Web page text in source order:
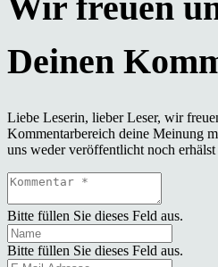
Liebe Leserin, lieber Leser, wir
Kommentarbereich deine Meinung
uns weder veröffentlicht noch
Bitte füllen Sie dieses Feld aus.
Bitte füllen Sie dieses Feld aus.